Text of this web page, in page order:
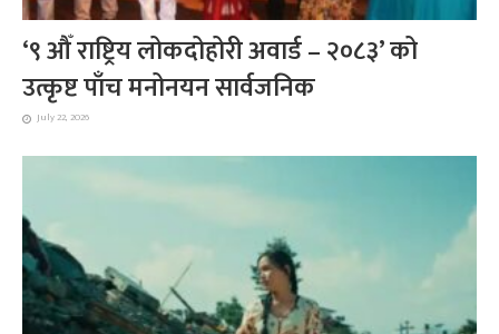
‘९ औँ राष्ट्रिय लोकदोहोरी अवार्ड – २०८३’ को
उत्कृष्ट पाँच मनोनयन सार्वजनिक
July 22, 2026